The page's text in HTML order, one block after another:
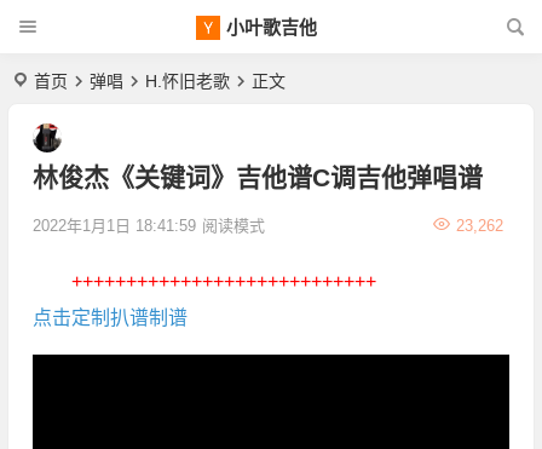
小叶歌吉他
首页 弹唱 H.怀旧老歌 正文
林俊杰《关键词》吉他谱C调吉他弹唱谱
2022年1月1日 18:41:59 23,262
阅读模式
++++++++++++++++++++++++++++
点击定制扒谱制谱